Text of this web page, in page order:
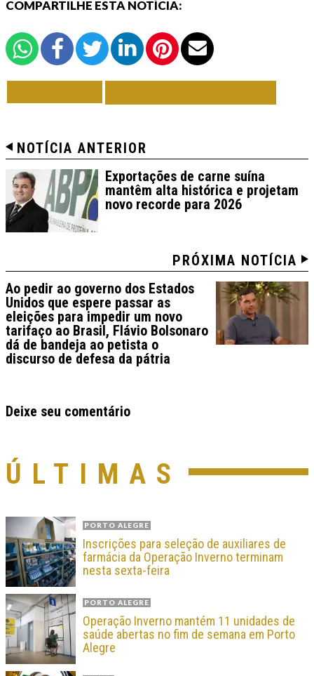
COMPARTILHE ESTA NOTÍCIA:
NOTÍCIA ANTERIOR
Exportações de carne suína
mantêm alta histórica e projetam
novo recorde para 2026
PRÓXIMA NOTÍCIA
Ao pedir ao governo dos Estados
Unidos que espere passar as
eleições para impedir um novo
tarifaço ao Brasil, Flávio Bolsonaro
dá de bandeja ao petista o
discurso de defesa da pátria
Deixe seu comentário
ÚLTIMAS
PORTO ALEGRE
Inscrições para seleção de auxiliares de
farmácia da Operação Inverno terminam
nesta sexta-feira
PORTO ALEGRE
Operação Inverno mantém 11 unidades de
saúde abertas no fim de semana em Porto
Alegre